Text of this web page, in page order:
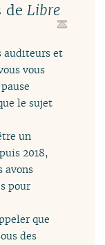
deLibre
auditeurs et
vous
le sujet
un
2018,
avons
pour
que
des